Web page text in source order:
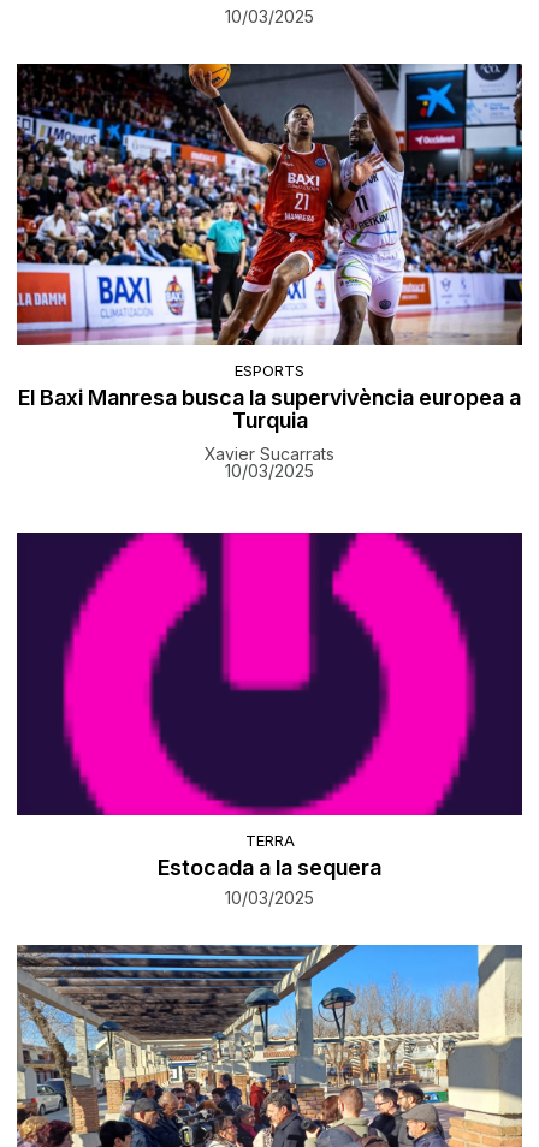
10/03/2025
ESPORTS
El Baxi Manresa busca la supervivència europea a
Turquia
Xavier Sucarrats
10/03/2025
TERRA
Estocada a la sequera
10/03/2025